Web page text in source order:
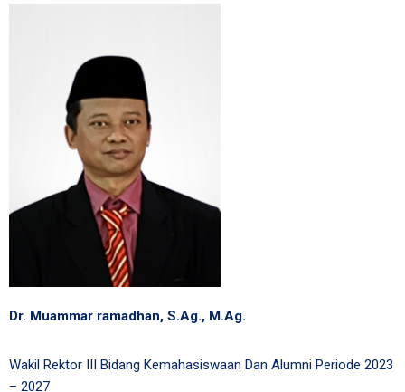
Dr. Muammar ramadhan, S.Ag., M.Ag.
Wakil Rektor III Bidang Kemahasiswaan Dan Alumni Periode 2023
– 2027